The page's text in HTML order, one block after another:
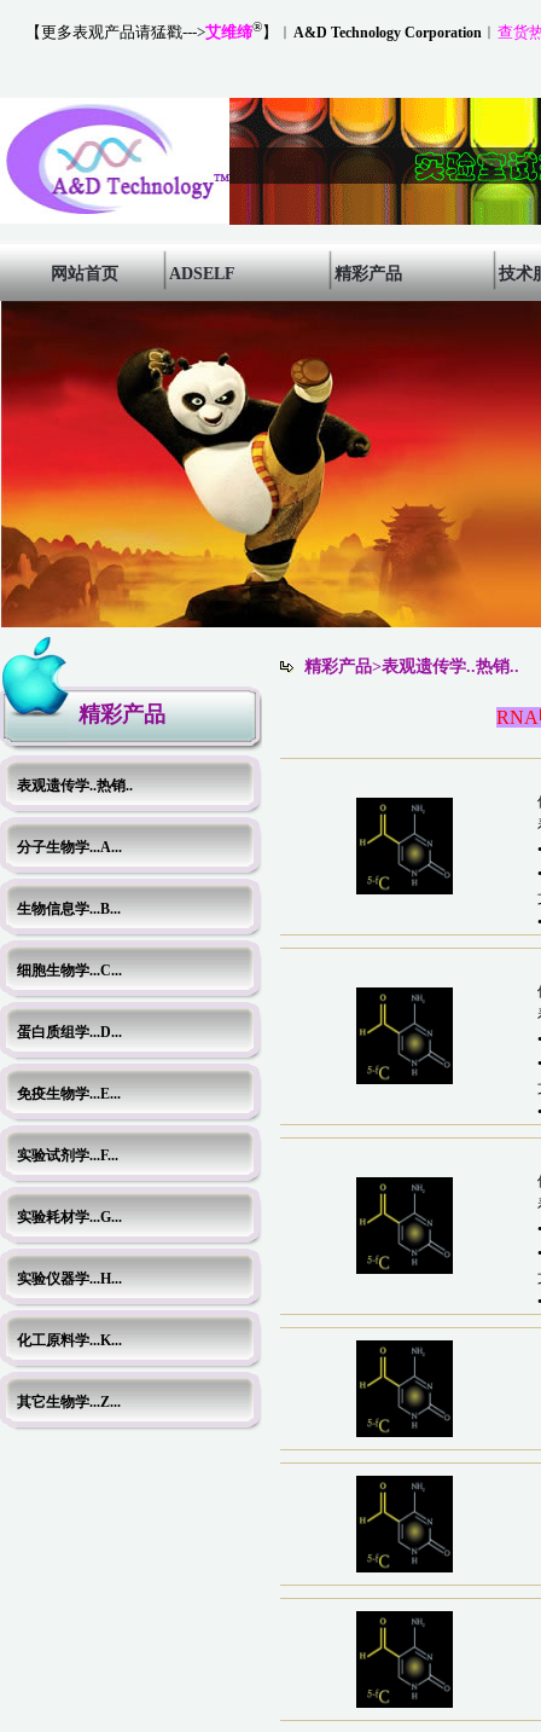
【更多表观产品请猛戳--->艾维缔®】 ︱ A&D Technology Corporation ︱ 查货
网站首页 ADSELF 精彩产品 技术
精彩产品
表观遗传学..热销..
分子生物学...A...
生物信息学...B...
细胞生物学...C...
蛋白质组学...D...
免疫生物学...E...
实验试剂学...F...
实验耗材学...G...
实验仪器学...H...
化工原料学...K...
其它生物学...Z...
精彩产品>表观遗传学..热销..